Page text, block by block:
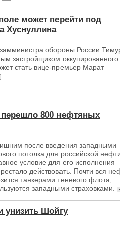
может перейти под
Хуснуллина
обороны России
застройщиком оккупированного
стать вице-премьер Марат
800 нефтяных
после введения западными
потолка для российской
условие для его исполнения
действовать. Почти вся
танкерами теневого флота,
западными страховками.
унизить Шойгу